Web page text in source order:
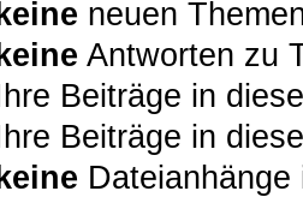
keine neuen
keine Antworten zu
Beiträge in
Beiträge in
keine